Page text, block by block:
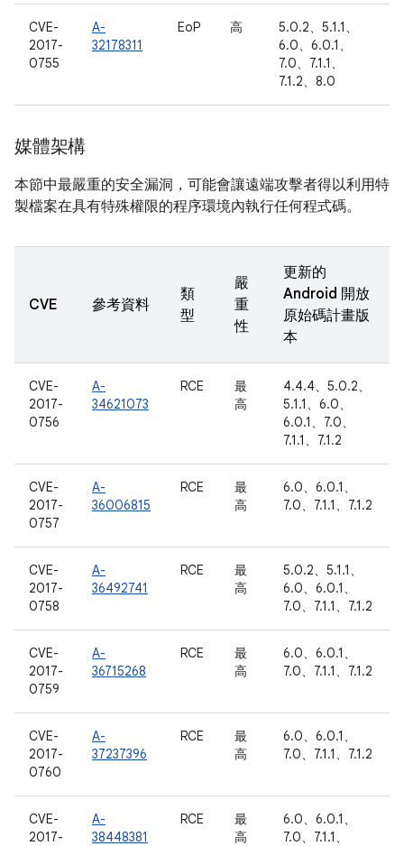
CVE-
2017-
0755
A-
32178311
EoP 高
5.0.2、5.1.1、
6.0、6.0.1、
7.0、7.1.1、
7.1.2、8.0
媒體架構
本節中最嚴重的安全漏洞，可能會讓遠端攻擊者得以利用特
製檔案在具有特殊權限的程序環境內執行任何程式碼。
CVE 參考資料
類
型
嚴
重
性
更新的
Android 開放
原始碼計畫版
本
CVE-
2017-
0756
A-
34621073
RCE
最
高
4.4.4、5.0.2、
5.1.1、6.0、
6.0.1、7.0、
7.1.1、7.1.2
CVE-
2017-
0757
A-
36006815
RCE
最
高
6.0、6.0.1、
7.0、7.1.1、7.1.2
CVE-
2017-
0758
A-
36492741
RCE
最
高
5.0.2、5.1.1、
6.0、6.0.1、
7.0、7.1.1、7.1.2
CVE-
2017-
0759
A-
36715268
RCE
最
高
6.0、6.0.1、
7.0、7.1.1、7.1.2
CVE-
2017-
0760
A-
37237396
RCE
最
高
6.0、6.0.1、
7.0、7.1.1、7.1.2
CVE-
2017-
A-
38448381
RCE
最
高
6.0、6.0.1、
7.0、7.1.1、